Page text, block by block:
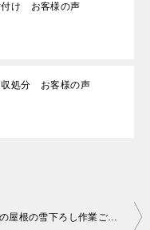
付け お客様の声
収処分 お客様の声
車庫の屋根の雪下ろし作業ご依頼 お客様の声